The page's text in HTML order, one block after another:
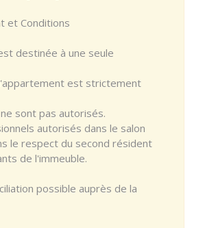
et Conditions
destinée à une seule
est strictement
sont pas autorisés.
autorisés dans le salon
le respect du second résident
de l'immeuble.
possible auprès de la